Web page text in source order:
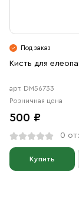
Под заказ
Кисть для
арт. DM56733
Розничная цена
500 ₽
0
Купить